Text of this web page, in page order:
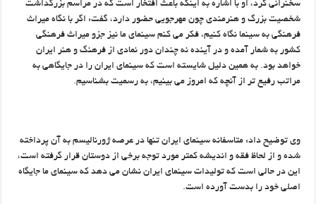
سخنرانی کرد، او با اشاره به اینکه باعث افتخار است که در مراسم بزرگداشت
شخصیت بزرگ و هنرمندی چون مهرجویی حضور دارد، گفت: اگر با نگاه میراث
فرهنگی به سینما نگاه کنیم، فکر می کنم سینمای ما نیز جزو میراث فرهنگی
کشور به شمار آمده و در آینده نه چندان دور نمادی از فرهنگ و هنر ایران
خواهد بود. به همین دلیل شایسته است که سینمای ایران را در جایگاهی به
مراتب رفیع تر از آنچه که امروز می بینیم، به رسمیت بشناسیم.
وی توضیح داد: متاسفانه سینمای ایران تنها در عرصه ژورنالیسم به آن پرداخته
شده و از لحاظ فقه و اندیشه کمتر مورد توجه برخی از دوستان قرار گرفته است،
این در حالی است که تولیدات سینمای ایران نشان می دهد که سینمای ما جایگاه
اصلی خود را بدست آورده است.